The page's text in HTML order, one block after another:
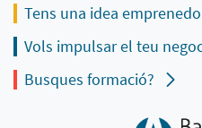
Tens una idea
Vols impulsar el teu
Busques formació?